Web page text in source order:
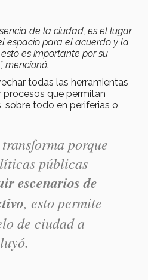
de la ciudad, es el lugar
espacio para el acuerdo y la
es importante por su
”, mencionó.
todas las herramientas
procesos que permitan
sobre todo en periferias o
porque
públicas
escenarios de
, esto permite
de ciudad a